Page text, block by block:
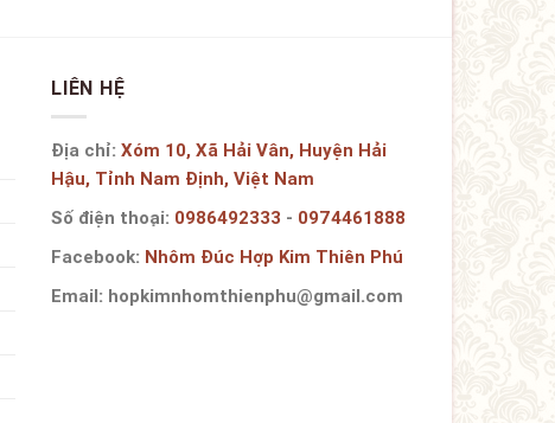
LIÊN HỆ
Địa chỉ: Xóm 10, Xã Hải Vân, Huyện Hải
Hậu, Tỉnh Nam Định, Việt Nam
Số điện thoại: 0986492333 - 0974461888
Facebook: Nhôm Đúc Hợp Kim Thiên Phú
Email: hopkimnhomthienphu@gmail.com